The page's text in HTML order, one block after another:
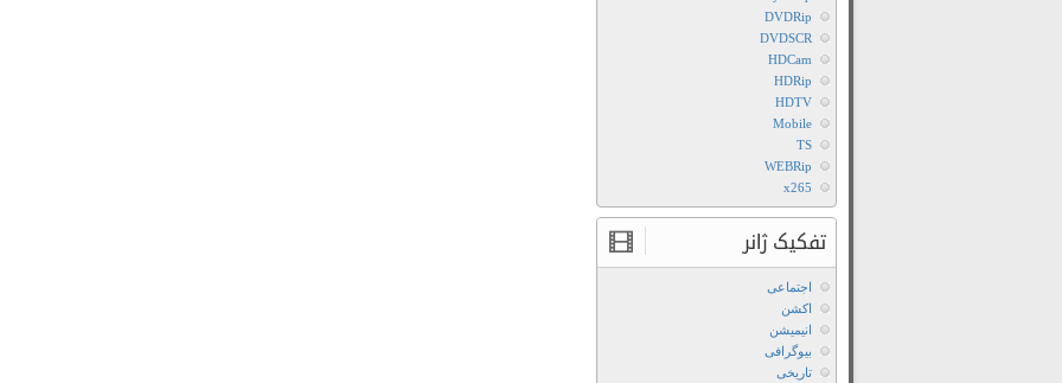
DVDRip
DVDSCR
HDCam
HDRip
HDTV
Mobile
TS
WEBRip
x265
تفکیک ژانر
اجتماعی
اکشن
انیمیشن
بیوگرافی
تاریخی